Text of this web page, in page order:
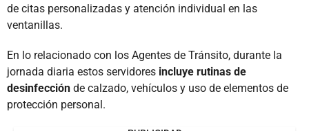
de citas personalizadas y atención individual en las
ventanillas.
En lo relacionado con los Agentes de Tránsito, durante la
jornada diaria estos servidores incluye rutinas de
desinfección de calzado, vehículos y uso de elementos de
protección personal.